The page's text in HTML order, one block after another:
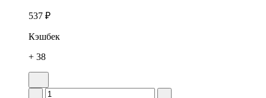
537 ₽
Кэшбек
+ 38